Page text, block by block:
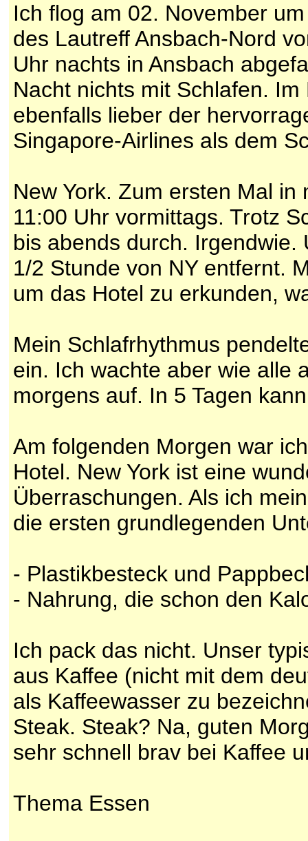
Ich flog am 02. November
des Lautreff Ansbach-Nord
Uhr nachts in Ansbach
Nacht nichts mit Schlafen.
ebenfalls lieber der
Singapore-Airlines als dem
New York. Zum ersten Mal
11:00 Uhr vormittags. Trotz
bis abends durch.
1/2 Stunde von NY entfernt.
um das Hotel zu erkunden,
Mein Schlafrhythmus
ein. Ich wachte aber wie alle
morgens auf. In 5 Tagen
Am folgenden Morgen war
Hotel. New York ist eine
Überraschungen. Als ich
die ersten grundlegenden
- Plastikbesteck und
- Nahrung, die schon den
Ich pack das nicht. Unser
aus Kaffee (nicht mit dem
als Kaffeewasser zu
Steak. Steak? Na, guten
sehr schnell brav bei Kaffee
Thema Essen